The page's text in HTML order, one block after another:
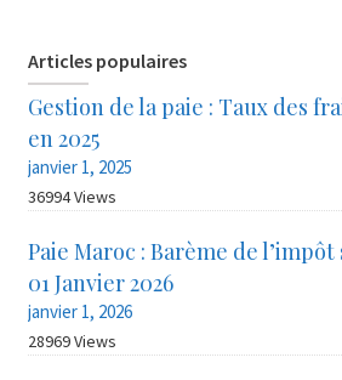
Articles populaires
Gestion de la paie : Taux des
en 2025
janvier 1, 2025
36994 Views
Paie Maroc : Barème de
01 Janvier 2026
janvier 1, 2026
28969 Views